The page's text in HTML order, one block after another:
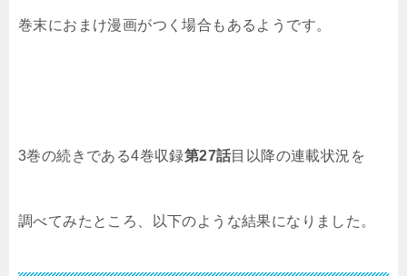
巻末におまけ漫画がつく場合もあるようです。
3巻の続きである4巻収録第27話目以降の連載状況を
調べてみたところ、以下のような結果になりました。